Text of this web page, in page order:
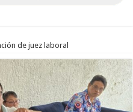
de juez laboral